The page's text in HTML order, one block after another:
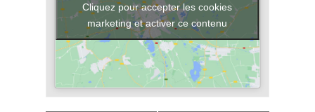
Cliquez pour accepter les cookies
marketing et activer ce contenu